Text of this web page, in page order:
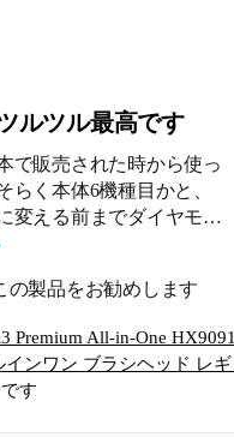
ルツル最高です
で販売された時から使っ
らく本体6機種目かと、
変える前までダイヤモン
使ってて、最初の頃は歯
無くなり諦めていた時、
も歯がツルツルになりま
。
の製品をお勧めします
Premium All-in-One
インワン ブラシヘッド レ
す